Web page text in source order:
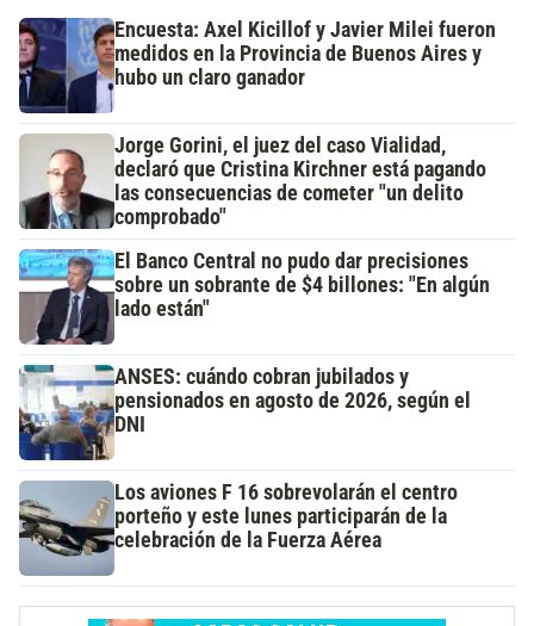
Encuesta: Axel Kicillof y Javier Milei fueron
medidos en la Provincia de Buenos Aires y
hubo un claro ganador
Jorge Gorini, el juez del caso Vialidad,
declaró que Cristina Kirchner está pagando
las consecuencias de cometer "un delito
comprobado"
El Banco Central no pudo dar precisiones
sobre un sobrante de $4 billones: "En algún
lado están"
ANSES: cuándo cobran jubilados y
pensionados en agosto de 2026, según el
DNI
Los aviones F 16 sobrevolarán el centro
porteño y este lunes participarán de la
celebración de la Fuerza Aérea